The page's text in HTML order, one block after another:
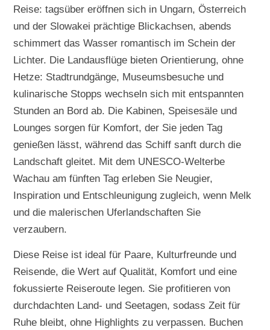
Reise: tagsüber eröffnen sich in Ungarn, Österreich
und der Slowakei prächtige Blickachsen, abends
schimmert das Wasser romantisch im Schein der
Lichter. Die Landausflüge bieten Orientierung, ohne
Hetze: Stadtrundgänge, Museumsbesuche und
kulinarische Stopps wechseln sich mit entspannten
Stunden an Bord ab. Die Kabinen, Speisesäle und
Lounges sorgen für Komfort, der Sie jeden Tag
genießen lässt, während das Schiff sanft durch die
Landschaft gleitet. Mit dem UNESCO-Welterbe
Wachau am fünften Tag erleben Sie Neugier,
Inspiration und Entschleunigung zugleich, wenn Melk
und die malerischen Uferlandschaften Sie
verzaubern.
Diese Reise ist ideal für Paare, Kulturfreunde und
Reisende, die Wert auf Qualität, Komfort und eine
fokussierte Reiseroute legen. Sie profitieren von
durchdachten Land- und Seetagen, sodass Zeit für
Ruhe bleibt, ohne Highlights zu verpassen. Buchen